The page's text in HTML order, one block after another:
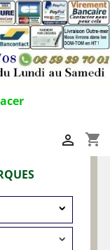
shopping_cart
